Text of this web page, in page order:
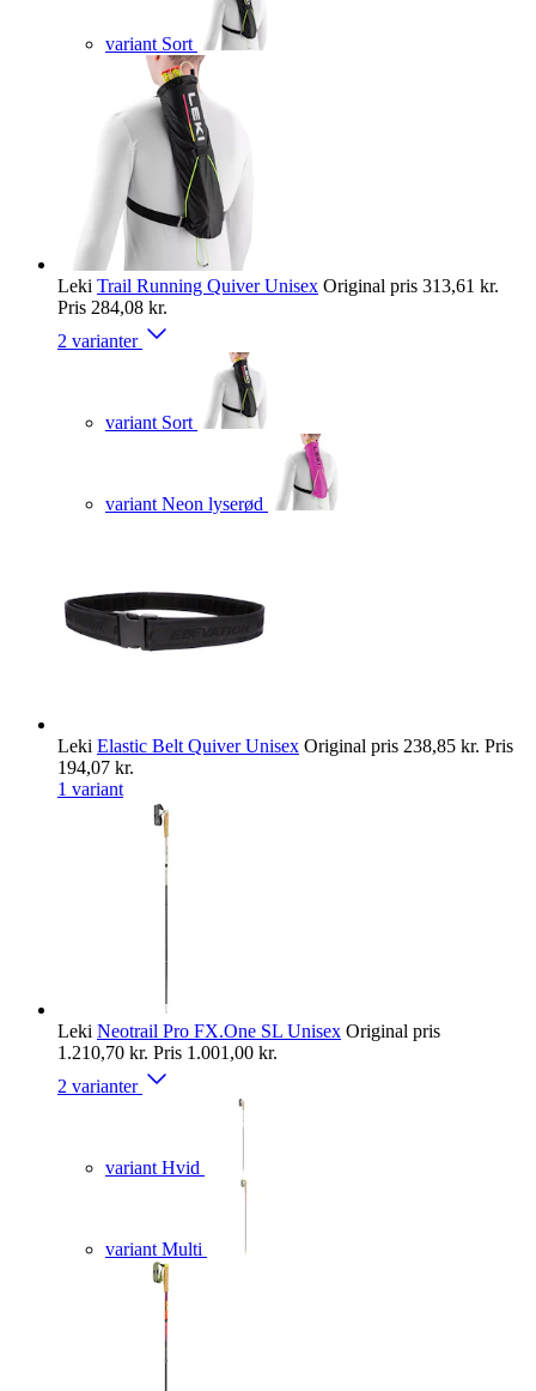
variant Sort
Leki Trail Running Quiver Unisex Original pris 313,61 kr.
Pris 284,08 kr.
2 varianter
variant Sort
variant Neon lyserød
Leki Elastic Belt Quiver Unisex Original pris 238,85 kr. Pris
194,07 kr.
1 variant
Leki Neotrail Pro FX.One SL Unisex Original pris
1.210,70 kr. Pris 1.001,00 kr.
2 varianter
variant Hvid
variant Multi